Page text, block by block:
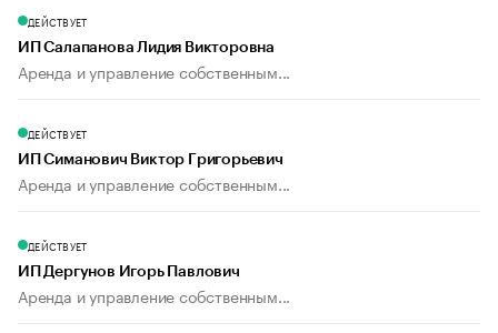
ДЕЙСТВУЕТ
ИП Салапанова Лидия Викторовна
Аренда и управление собственным...
ДЕЙСТВУЕТ
ИП Симанович Виктор Григорьевич
Аренда и управление собственным...
ДЕЙСТВУЕТ
ИП Дергунов Игорь Павлович
Аренда и управление собственным...